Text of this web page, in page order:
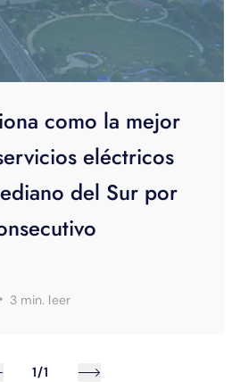
como la mejor
eléctricos
del Sur por
· 3 min. leer
1/1